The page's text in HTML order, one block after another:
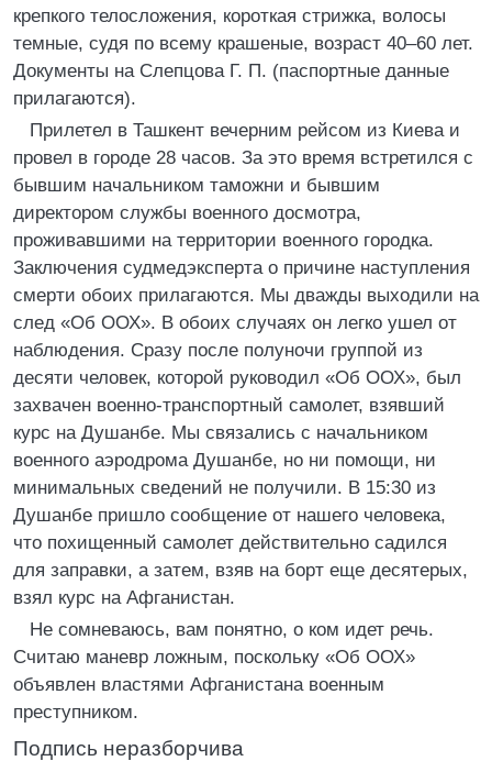
крепкого телосложения, короткая стрижка, волосы
темные, судя по всему крашеные, возраст 40–60 лет.
Документы на Слепцова Г. П. (паспортные данные
прилагаются).
Прилетел в Ташкент вечерним рейсом из Киева и
провел в городе 28 часов. За это время встретился с
бывшим начальником таможни и бывшим
директором службы военного досмотра,
проживавшими на территории военного городка.
Заключения судмедэксперта о причине наступления
смерти обоих прилагаются. Мы дважды выходили на
след «Об ООХ». В обоих случаях он легко ушел от
наблюдения. Сразу после полуночи группой из
десяти человек, которой руководил «Об ООХ», был
захвачен военно-транспортный самолет, взявший
курс на Душанбе. Мы связались с начальником
военного аэродрома Душанбе, но ни помощи, ни
минимальных сведений не получили. В 15:30 из
Душанбе пришло сообщение от нашего человека,
что похищенный самолет действительно садился
для заправки, а затем, взяв на борт еще десятерых,
взял курс на Афганистан.
Не сомневаюсь, вам понятно, о ком идет речь.
Считаю маневр ложным, поскольку «Об ООХ»
объявлен властями Афганистана военным
преступником.
Подпись неразборчива